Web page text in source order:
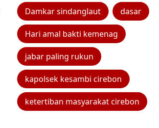
Damkar sindanglaut dasar
Hari amal bakti kemenag
jabar paling rukun
kapolsek kesambi cirebon
ketertiban masyarakat cirebon